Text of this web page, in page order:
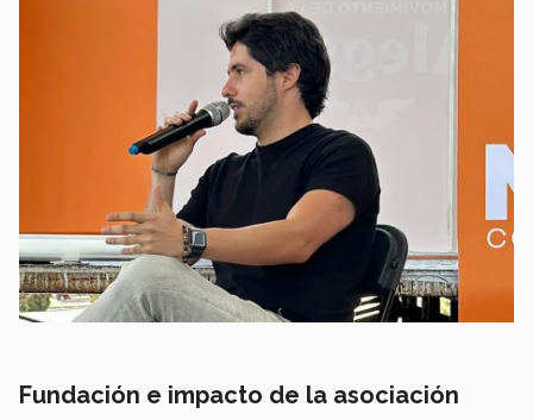
Fundación e impacto de la asociación